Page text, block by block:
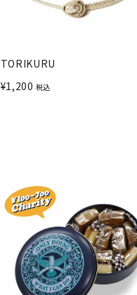
TORIKURU
¥1,200 税込